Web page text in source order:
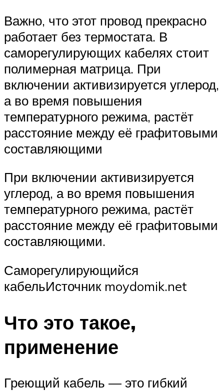
Важно, что этот провод прекрасно
работает без термостата. В
саморегулирующих кабелях стоит
полимерная матрица. При
включении активизируется углерод,
а во время повышения
температурного режима, растёт
расстояние между её графитовыми
составляющими
При включении активизируется
углерод, а во время повышения
температурного режима, растёт
расстояние между её графитовыми
составляющими.
Саморегулирующийся
кабельИсточник moydomik.net
Что это такое,
применение
Греющий кабель — это гибкий